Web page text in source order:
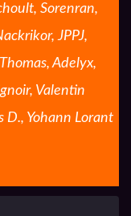
Sorenran,
JPPJ,
Adelyx,
Valentin
D., Yohann Lorant